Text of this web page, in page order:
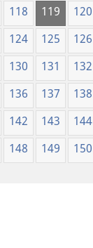
118 119 120
124 125 126
130 131 132
136 137 138
142 143 144
148 149 150